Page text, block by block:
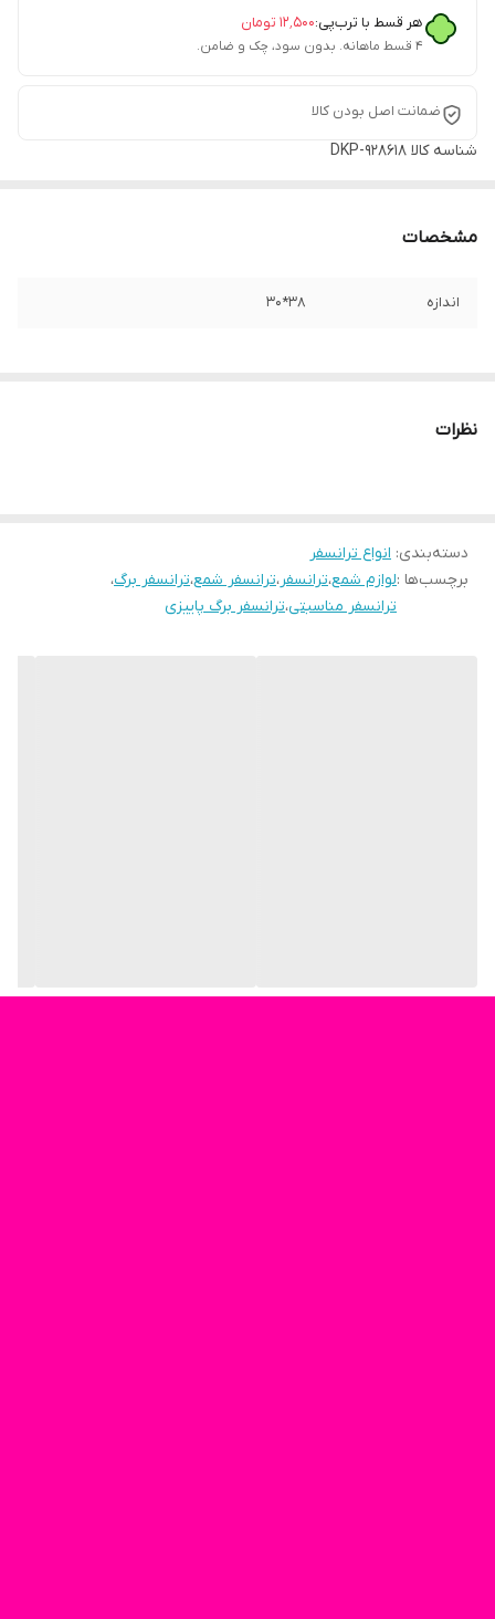
هر قسط با ترب‌پی:۱۲٬۵۰۰ تومان
۴ قسط ماهانه. بدون سود، چک و ضامن.
ضمانت اصل بودن کالا
شناسه کالا DKP-928618
مشخصات
اندازه ۳۸*۳۰
نظرات
دسته‌بندی: انواع ترانسفر
برچسب‌ها :لوازم شمع،ترانسفر،ترانسفر شمع،ترانسفر برگ،
ترانسفر مناسبتی،ترانسفر برگ پاییزی